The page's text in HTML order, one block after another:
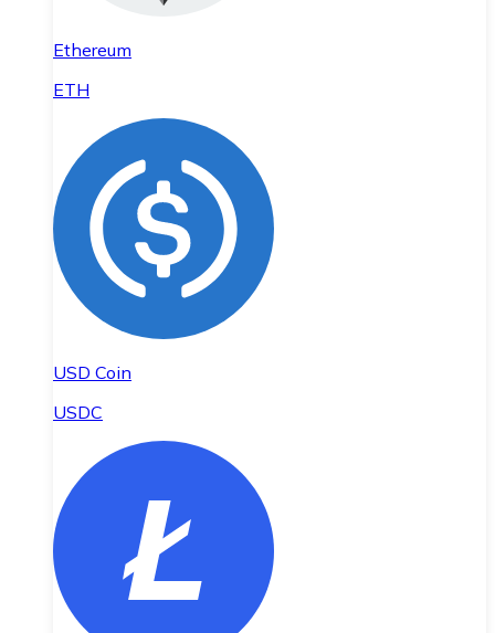
Ethereum
ETH
USD Coin
USDC